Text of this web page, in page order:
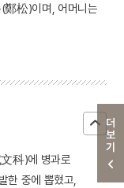
더보기
鄭松)이며, 어머니는
科)에 병과로
한 중에 뽑혔고,